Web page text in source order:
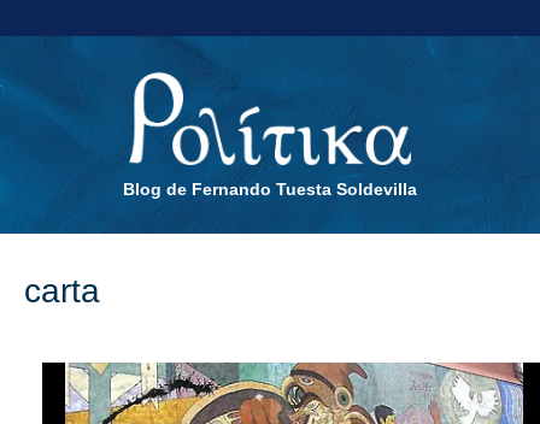
Blog de Fernando Tuesta Soldevilla
carta